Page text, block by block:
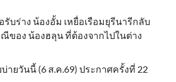
รับร่าง น้องอั้ม เหยื่อเรือมยุรีนารีกลับ
ของ น้องฮลุน ที่ต้องจากไปในต่าง
ายวันนี้ (6 ส.ค.69) ประกาศครั้งที่ 22